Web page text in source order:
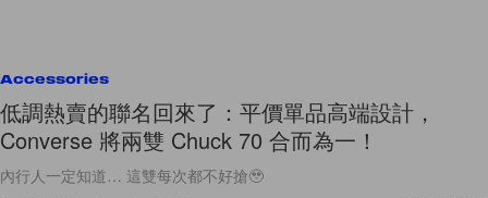
Accessories
低調熱賣的聯名回來了：平價單品高端設計，
Converse 將兩雙 Chuck 70 合而為一！
內行人一定知道… 這雙每次都不好搶🥹